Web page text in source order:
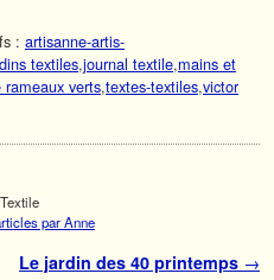
: artisanne-artis-
textiles,journal textile,mains et
verts,textes-textiles,victor
par Anne
Le jardin des 40 printemps →